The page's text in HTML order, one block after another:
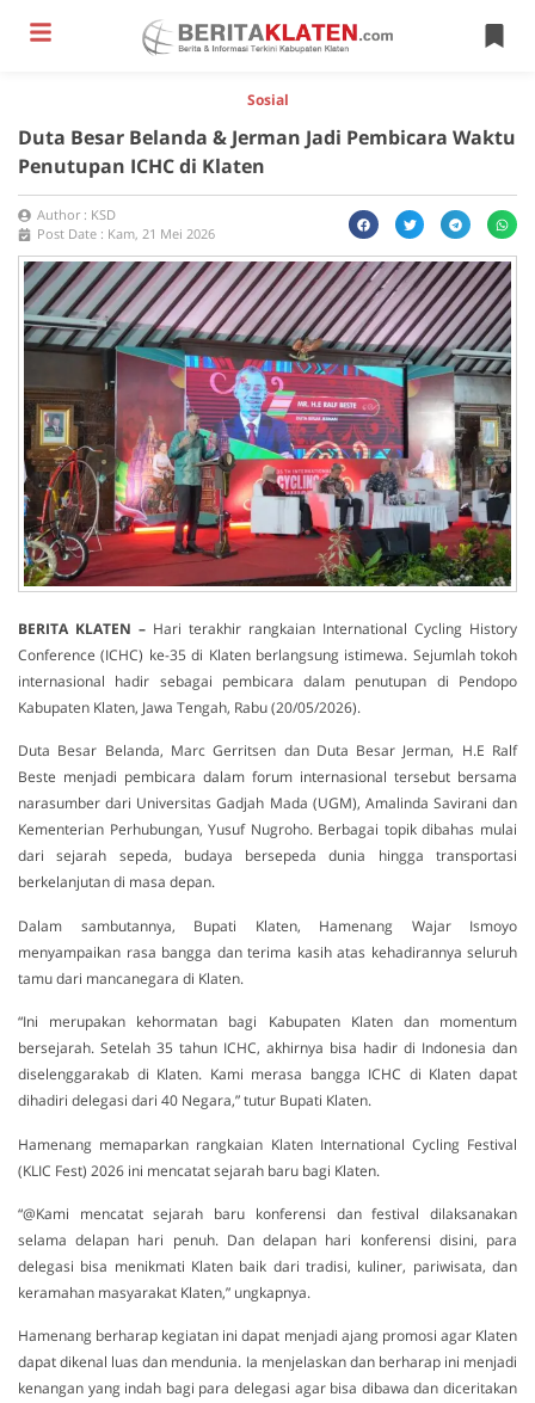
Sosial
Duta Besar Belanda & Jerman Jadi Pembicara Waktu
Penutupan ICHC di Klaten
Author : KSD
Post Date : Kam, 21 Mei 2026
BERITA KLATEN – Hari terakhir rangkaian International Cycling History
Conference (ICHC) ke-35 di Klaten berlangsung istimewa. Sejumlah tokoh
internasional hadir sebagai pembicara dalam penutupan di Pendopo
Kabupaten Klaten, Jawa Tengah, Rabu (20/05/2026).
Duta Besar Belanda, Marc Gerritsen dan Duta Besar Jerman, H.E Ralf
Beste menjadi pembicara dalam forum internasional tersebut bersama
narasumber dari Universitas Gadjah Mada (UGM), Amalinda Savirani dan
Kementerian Perhubungan, Yusuf Nugroho. Berbagai topik dibahas mulai
dari sejarah sepeda, budaya bersepeda dunia hingga transportasi
berkelanjutan di masa depan.
Dalam sambutannya, Bupati Klaten, Hamenang Wajar Ismoyo
menyampaikan rasa bangga dan terima kasih atas kehadirannya seluruh
tamu dari mancanegara di Klaten.
“Ini merupakan kehormatan bagi Kabupaten Klaten dan momentum
bersejarah. Setelah 35 tahun ICHC, akhirnya bisa hadir di Indonesia dan
diselenggarakab di Klaten. Kami merasa bangga ICHC di Klaten dapat
dihadiri delegasi dari 40 Negara,” tutur Bupati Klaten.
Hamenang memaparkan rangkaian Klaten International Cycling Festival
(KLIC Fest) 2026 ini mencatat sejarah baru bagi Klaten.
“@Kami mencatat sejarah baru konferensi dan festival dilaksanakan
selama delapan hari penuh. Dan delapan hari konferensi disini, para
delegasi bisa menikmati Klaten baik dari tradisi, kuliner, pariwisata, dan
keramahan masyarakat Klaten,” ungkapnya.
Hamenang berharap kegiatan ini dapat menjadi ajang promosi agar Klaten
dapat dikenal luas dan mendunia. Ia menjelaskan dan berharap ini menjadi
kenangan yang indah bagi para delegasi agar bisa dibawa dan diceritakan